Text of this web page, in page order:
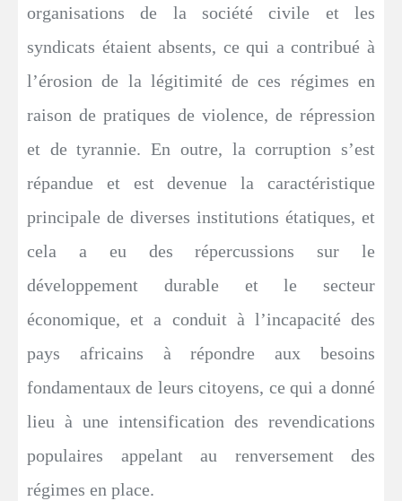
organisations de la société civile et les
syndicats étaient absents, ce qui a contribué à
l’érosion de la légitimité de ces régimes en
raison de pratiques de violence, de répression
et de tyrannie. En outre, la corruption s’est
répandue et est devenue la caractéristique
principale de diverses institutions étatiques, et
cela a eu des répercussions sur le
développement durable et le secteur
économique, et a conduit à l’incapacité des
pays africains à répondre aux besoins
fondamentaux de leurs citoyens, ce qui a donné
lieu à une intensification des revendications
populaires appelant au renversement des
régimes en place.